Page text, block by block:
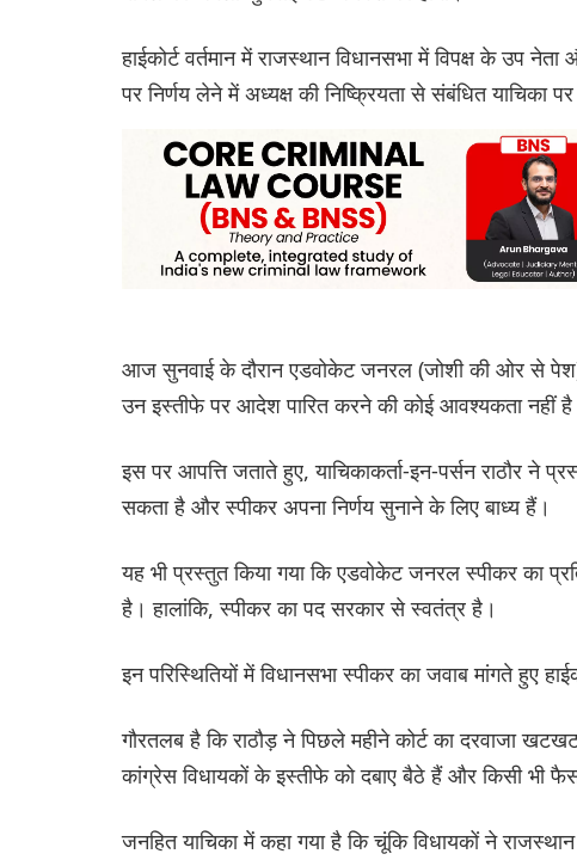
हाईकोर्ट वर्तमान में राजस्थान विधानसभा में विपक्ष के उप
पर निर्णय लेने में अध्यक्ष की निष्क्रियता से संबंधित याचिका
आज सुनवाई के दौरान एडवोकेट जनरल (जोशी की ओर से
उन इस्तीफे पर आदेश पारित करने की कोई आवश्यकता नहीं
इस पर आपत्ति जताते हुए, याचिकाकर्ता-इन-पर्सन राठौर ने
सकता है और स्पीकर अपना निर्णय सुनाने के लिए बाध्य हैं।
यह भी प्रस्तुत किया गया कि एडवोकेट जनरल स्पीकर का
है। हालांकि, स्पीकर का पद सरकार से स्वतंत्र है।
इन परिस्थितियों में विधानसभा स्पीकर का जवाब मांगते हुए
गौरतलब है कि राठौड़ ने पिछले महीने कोर्ट का दरवाजा
कांग्रेस विधायकों के इस्तीफे को दबाए बैठे हैं और किसी भी
जनहित याचिका में कहा गया है कि चूंकि विधायकों ने